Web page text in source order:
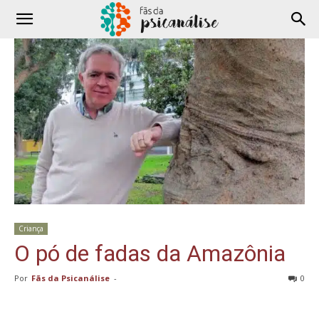
Criança
O pó de fadas da Amazônia
Por Fãs da Psicanálise - 0